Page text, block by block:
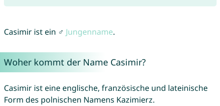
Casimir ist ein ♂ Jungenname.
Woher kommt der Name Casimir?
Casimir ist eine englische, französische und lateinische
Form des polnischen Namens Kazimierz.